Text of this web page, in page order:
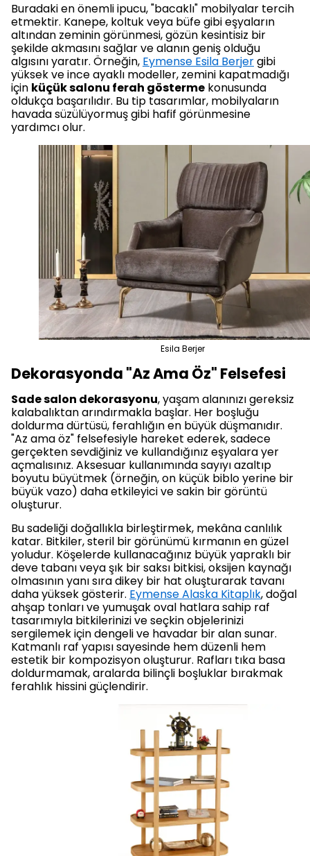
Buradaki en önemli ipucu, "bacaklı" mobilyalar tercih
etmektir. Kanepe, koltuk veya büfe gibi eşyaların
altından zeminin görünmesi, gözün kesintisiz bir
şekilde akmasını sağlar ve alanın geniş olduğu
algısını yaratır. Örneğin, Eymense Esila Berjergibi
yüksek ve ince ayaklı modeller, zemini kapatmadığı
için küçük salonu ferah gösterme konusunda
oldukça başarılıdır. Bu tip tasarımlar, mobilyaların
havada süzülüyormuş gibi hafif görünmesine
yardımcı olur.
Esila Berjer
Dekorasyonda "Az Ama Öz" Felsefesi
Sade salon dekorasyonu, yaşam alanınızı gereksiz
kalabalıktan arındırmakla başlar. Her boşluğu
doldurma dürtüsü, ferahlığın en büyük düşmanıdır.
"Az ama öz" felsefesiyle hareket ederek, sadece
gerçekten sevdiğiniz ve kullandığınız eşyalara yer
açmalısınız. Aksesuar kullanımında sayıyı azaltıp
boyutu büyütmek (örneğin, on küçük biblo yerine bir
büyük vazo) daha etkileyici ve sakin bir görüntü
oluşturur.
Bu sadeliği doğallıkla birleştirmek, mekâna canlılık
katar. Bitkiler, steril bir görünümü kırmanın en güzel
yoludur. Köşelerde kullanacağınız büyük yapraklı bir
deve tabanı veya şık bir saksı bitkisi, oksijen kaynağı
olmasının yanı sıra dikey bir hat oluşturarak tavanı
daha yüksek gösterir. Eymense Alaska Kitaplık, doğal
ahşap tonları ve yumuşak oval hatlara sahip raf
tasarımıyla bitkilerinizi ve seçkin objelerinizi
sergilemek için dengeli ve havadar bir alan sunar.
Katmanlı raf yapısı sayesinde hem düzenli hem
estetik bir kompozisyon oluşturur. Rafları tıka basa
doldurmamak, aralarda bilinçli boşluklar bırakmak
ferahlık hissini güçlendirir.